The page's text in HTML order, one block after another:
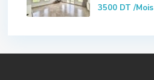
3500 DT/Mois